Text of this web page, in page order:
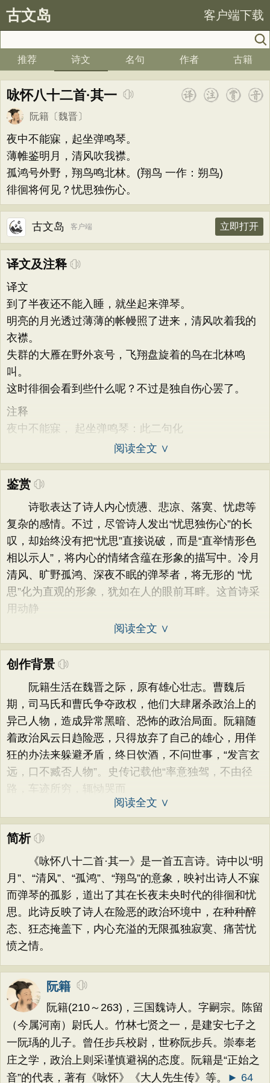
古文岛 客户端下载
推荐 诗文 名句 作者 古籍
咏怀八十二首·其一
阮籍 〔魏晋〕
夜中不能寐，起坐弹鸣琴。
薄帷鉴明月，清风吹我襟。
孤鸿号外野，翔鸟鸣北林。(翔鸟 一作：朔鸟)
徘徊将何见？忧思独伤心。
古文岛 客户端 立即打开
译文及注释
译文
到了半夜还不能入睡，就坐起来弹琴。
明亮的月光透过薄薄的帐幔照了进来，清风吹着我的
衣襟。
失群的大雁在野外哀号，飞翔盘旋着的鸟在北林鸣
叫。
这时徘徊会看到些什么呢？不过是独自伤心罢了。
注释
夜中不能寐， 起坐弹鸣琴：此二句化
阅读全文 ∨
鉴赏
诗歌表达了诗人内心愤懑、悲凉、落寞、忧虑等
复杂的感情。不过，尽管诗人发出“忧思独伤心”的长
叹，却始终没有把“忧思”直接说破，而是“直举情形色
相以示人”，将内心的情绪含蕴在形象的描写中。冷月
清风、旷野孤鸿、深夜不眠的弹琴者，将无形的 “忧
思”化为直观的形象，犹如在人的眼前耳畔。这首诗采
用动静
阅读全文 ∨
创作背景
阮籍生活在魏晋之际，原有雄心壮志。曹魏后
期，司马氏和曹氏争夺政权，他们大肆屠杀政治上的
异己人物，造成异常黑暗、恐怖的政治局面。阮籍随
着政治风云日趋险恶，只得放弃了自己的雄心，用佯
狂的办法来躲避矛盾，终日饮酒，不问世事，“发言玄
远，口不臧否人物”。史传记载他“率意独驾，不由径
路，车迹所穷，辄恸哭而
阅读全文 ∨
简析
《咏怀八十二首·其一》是一首五言诗。诗中以“明
月”、“清风”、“孤鸿”、“翔鸟”的意象，映衬出诗人不寐
而弹琴的孤影，道出了其在长夜未央时代的徘徊和忧
思。此诗反映了诗人在险恶的政治环境中，在种种醉
态、狂态掩盖下，内心充溢的无限孤独寂寞、痛苦忧
愤之情。
阮籍
阮籍(210～263)，三国魏诗人。字嗣宗。陈留
（今属河南）尉氏人。竹林七贤之一，是建安七子之
一阮瑀的儿子。曾任步兵校尉，世称阮步兵。崇奉老
庄之学，政治上则采谨慎避祸的态度。阮籍是“正始之
音”的代表，著有《咏怀》《大人先生传》等。
► 64